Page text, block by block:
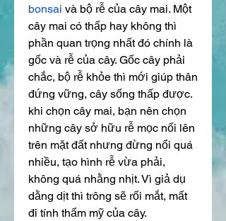
bonsai và bộ rễ của cây mai. Một
cây mai có thấp hay không thì
phần quan trọng nhất đó chính là
gốc và rễ của cây. Gốc cây phải
chắc, bộ rễ khỏe thì mới giúp thân
đứng vững, cây sống thấp được.
khi chọn cây mai, bạn nên chọn
những cây sở hữu rễ mọc nổi lên
trên mặt đất nhưng đừng nổi quá
nhiều, tạo hình rễ vừa phải,
không quá nhằng nhịt. Vì giả dụ
dằng dịt thì trông sẽ rối mắt, mất
đi tính thẩm mỹ của cây.